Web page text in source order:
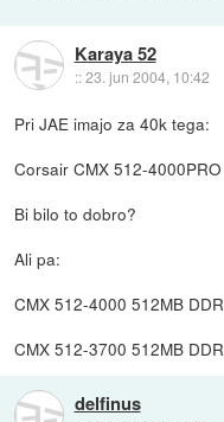
Karaya 52
::23. jun 2004, 10:42
Pri JAE imajo za 40k tega:
Corsair CMX 512-
Bi bilo to dobro?
Ali pa:
CMX 512-4000 512MB
CMX 512-3700 512MB
delfinus